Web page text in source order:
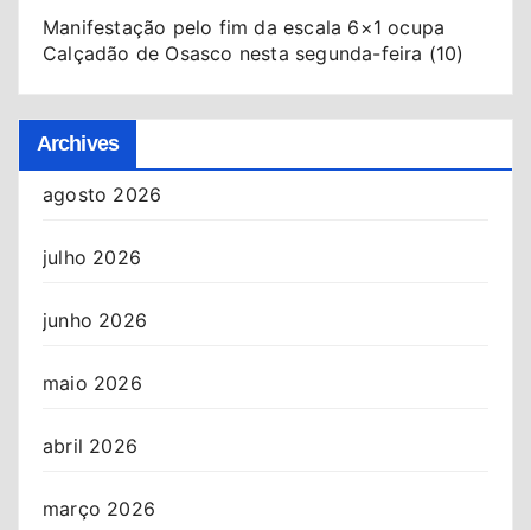
Manifestação pelo fim da escala 6×1 ocupa
Calçadão de Osasco nesta segunda-feira (10)
Archives
agosto 2026
julho 2026
junho 2026
maio 2026
abril 2026
março 2026